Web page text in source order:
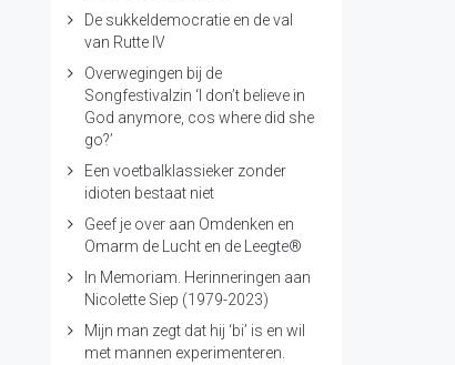
De sukkeldemocratie en de val
van Rutte IV
Overwegingen bij de
Songfestivalzin ‘I don’t believe in
God anymore, cos where did she
go?’
Een voetbalklassieker zonder
idioten bestaat niet
Geef je over aan Omdenken en
Omarm de Lucht en de Leegte®
In Memoriam. Herinneringen aan
Nicolette Siep (1979-2023)
Mijn man zegt dat hij ‘bi’ is en wil
met mannen experimenteren.